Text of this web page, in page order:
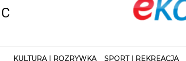
KULTURA I ROZRYWKA SPORT I REKREACJA